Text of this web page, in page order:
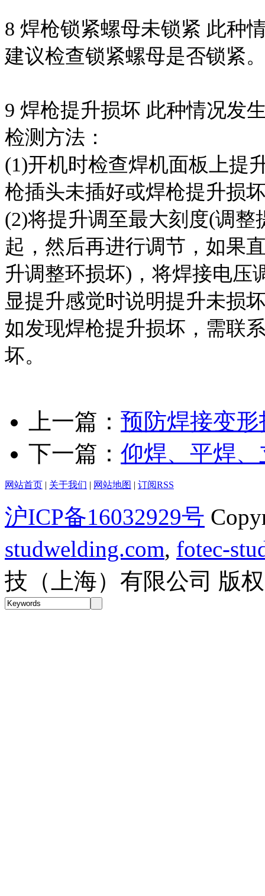
8 焊枪锁紧螺母未锁紧 此种
建议检查锁紧螺母是否锁紧
9 焊枪提升损坏 此种情况发
检测方法：
(1)开机时检查焊机面板上提
枪插头未插好或焊枪提升损
(2)将提升调至最大刻度(调
起，然后再进行调节，如果
升调整环损坏)，将焊接电压
显提升感觉时说明提升未损
如发现焊枪提升损坏，需联
坏。
上一篇： 预防焊接变
下一篇： 仰焊、平焊
网站首页 | 关于我们 | 网站地图 | 订阅RSS
沪ICP备16032929号
studwelding.com, fotec-
技（上海）有限公司 版